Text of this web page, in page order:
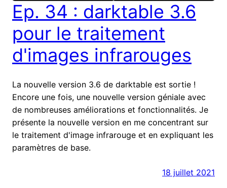
Ep. 34 : darktable 3.6
pour le traitement
d'images infrarouges
La nouvelle version 3.6 de darktable est sortie !
Encore une fois, une nouvelle version géniale avec
de nombreuses améliorations et fonctionnalités. Je
présente la nouvelle version en me concentrant sur
le traitement d'image infrarouge et en expliquant les
paramètres de base.
18 juillet 2021